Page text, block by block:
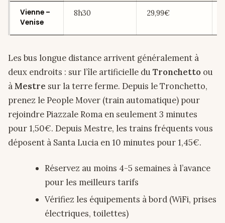
Vienne –
Venise
8h30 29,99€
Les bus longue distance arrivent généralement à
deux endroits : sur l’île artificielle du Tronchetto ou
àMestre sur la terre ferme. Depuis le Tronchetto,
prenez le People Mover (train automatique) pour
rejoindre Piazzale Roma en seulement 3 minutes
pour 1,50€. Depuis Mestre, les trains fréquents vous
déposent à Santa Lucia en 10 minutes pour 1,45€.
Réservez au moins 4-5 semaines à l’avance
pour les meilleurs tarifs
Vérifiez les équipements à bord (WiFi, prises
électriques, toilettes)